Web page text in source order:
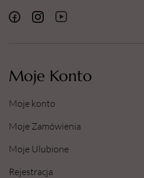
Moje Konto
Moje konto
Moje Zamówienia
Moje Ulubione
Rejestracja